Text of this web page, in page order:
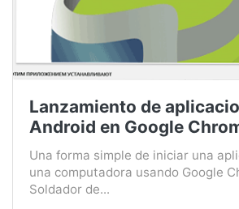
Lanzamiento de
Android en Google
Una forma simple de iniciar una
una computadora usando Google
Soldador de...